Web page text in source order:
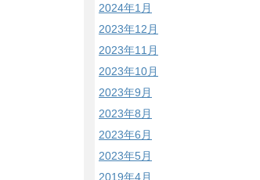
2024年1月
2023年12月
2023年11月
2023年10月
2023年9月
2023年8月
2023年6月
2023年5月
2019年4月